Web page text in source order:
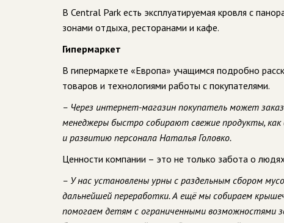
В Central Park есть эксплуатируемая кровля с
зонами отдыха, ресторанами и кафе.
Гипермаркет
В гипермаркете «Европа» учащимся подробно
товаров и технологиями работы с покупателями.
– Через интернет-магазин покупатель может
менеджеры быстро собирают свежие продукты,
и развитию персонала Наталья Головко.
Ценности компании – это не только забота о
– У нас установлены урны с раздельным сбором
дальнейшей переработки. А ещё мы собираем
помогаем детям с ограниченными